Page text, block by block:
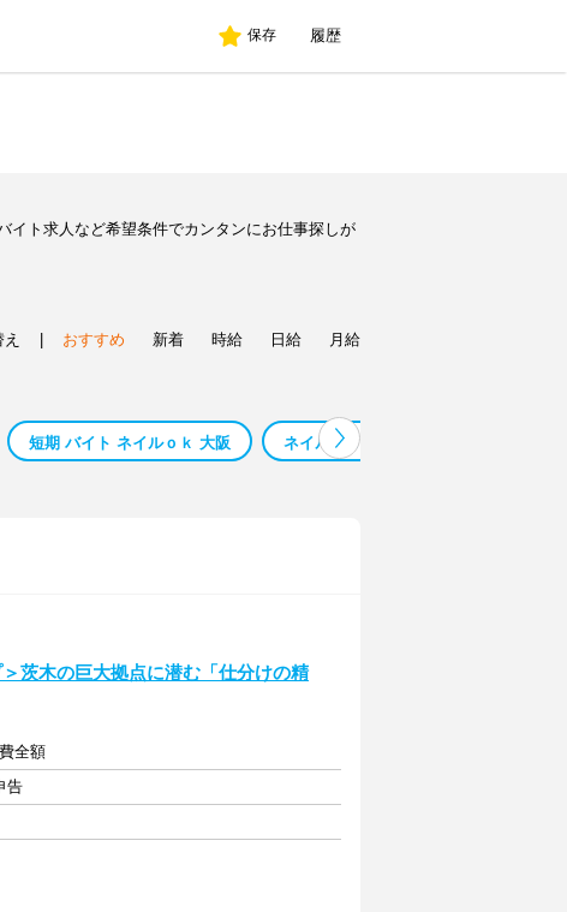
保存 履歴
イト求人など希望条件でカンタンにお仕事探しが
おすすめ 新着 時給 日給 月給
短期 バイト ネイルｏｋ 大阪 ネイルｏｋ バイト 大阪 高校生
茨木の巨大拠点に潜む「仕分けの精
全額
告